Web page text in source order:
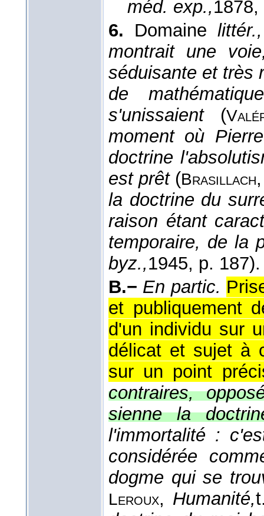
méd. exp.,1878,
6. Domaine
montrait une
séduisante et très
de
s'unissaient(
moment où
doctrine
est prêt(Brasillach
la doctrine du
raison étant
temporaire, de la
byz.,1945, p. 187).
B.− En partic.
et publiquement
d'un individu sur
délicat et sujet à
sur un point
contraires,
sienne la
l'immortalité :
considérée
dogme qui se
Leroux, Humanité,